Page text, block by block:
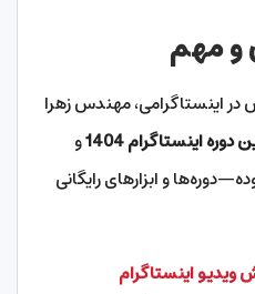
و مهم
در اینستاگرامی، مهندس زهرا
دوره اینستاگرام 1404
و
و ابزارهای رایگانی
اینستاگرام